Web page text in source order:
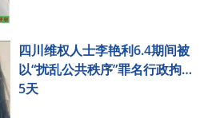
四川维权人士李艳利6.4期间被
以“扰乱公共秩序”罪名行政拘留
5天